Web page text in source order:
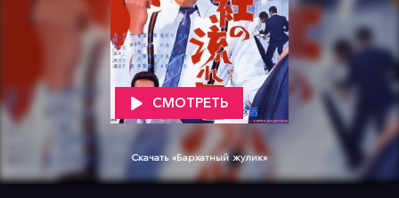
СМОТРЕТЬ
Скачать «Бархатный жулик»